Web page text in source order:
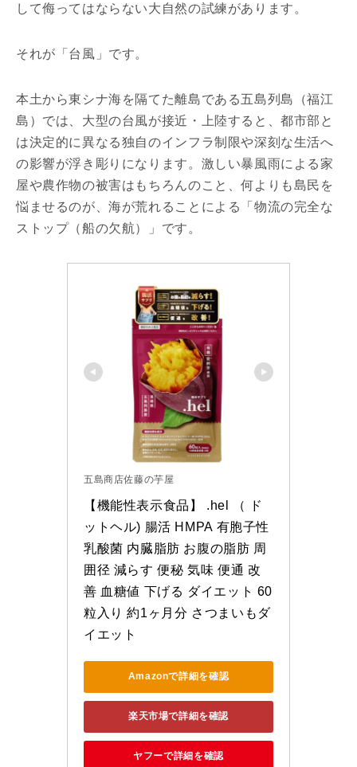
して侮ってはならない大自然の試練があります。
それが「台風」です。
本土から東シナ海を隔てた離島である五島列島（福江
島）では、大型の台風が接近・上陸すると、都市部と
は決定的に異なる独自のインフラ制限や深刻な生活へ
の影響が浮き彫りになります。激しい暴風雨による家
屋や農作物の被害はもちろんのこと、何よりも島民を
悩ませるのが、海が荒れることによる「物流の完全な
ストップ（船の欠航）」です。
五島商店佐藤の芋屋
【機能性表示食品】 .hel （ ド
ットヘル) 腸活 HMPA 有胞子性
乳酸菌 内臓脂肪 お腹の脂肪 周
囲径 減らす 便秘 気味 便通 改
善 血糖値 下げる ダイエット 60
粒入り 約1ヶ月分 さつまいもダ
イエット
Amazonで詳細を確認
楽天市場で詳細を確認
ヤフーで詳細を確認